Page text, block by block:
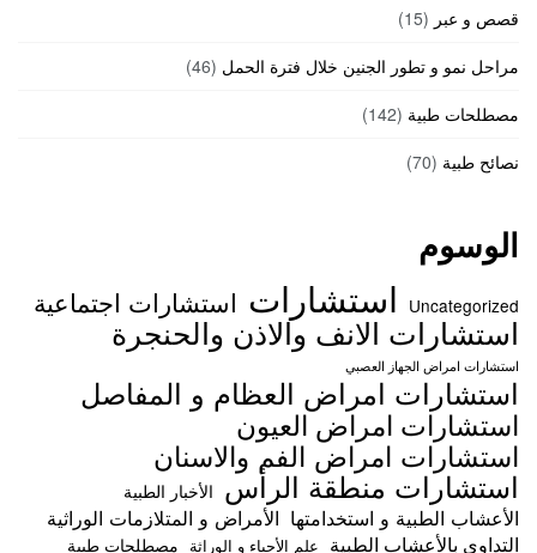
قصص و عبر (15)
مراحل نمو و تطور الجنين خلال فترة الحمل (46)
مصطلحات طبية (142)
نصائح طبية (70)
الوسوم
Uncategorized استشارات استشارات اجتماعية
استشارات الانف والاذن والحنجرة
استشارات امراض الجهاز العصبي
استشارات امراض العظام و المفاصل
استشارات امراض العيون
استشارات امراض الفم والاسنان
استشارات منطقة الرأس الأخبار الطبية
الأعشاب الطبية و استخدامتها الأمراض و المتلازمات الوراثية
التداوي بالأعشاب الطبية علم الأحياء و الوراثة مصطلحات طبية